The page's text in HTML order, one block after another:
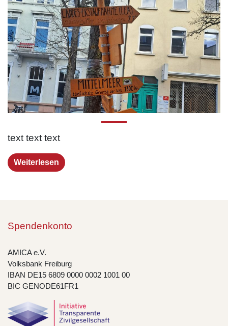
text text text
Weiterlesen
Spendenkonto
AMICA e.V.
Volksbank Freiburg
IBAN DE15 6809 0000 0002 1001 00
BIC GENODE61FR1